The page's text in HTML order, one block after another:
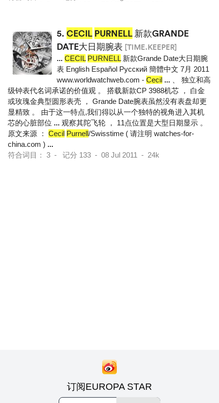
5. CECIL PURNELL 新款GRANDE
DATE大日期腕表 [TIME.KEEPER]
... CECIL PURNELL新款Grande Date大日期腕
表 English Español Pусский 簡體中文 7月 2011
www.worldwatchweb.com - Cecil ... 、 独立和高
级钟表代名词承诺的价值观 。 搭载新款CP 3988机芯 ， 白金
或玫瑰金典型圆形表壳 ， Grande Date腕表虽然没有表盘却更
显精致 。 由于这一特点,我们得以从一个独特的视角进入其机
芯的心脏部位 ... 观察其陀飞轮 ， 11点位置是大型日期显示 。
原文来源 ： Cecil Purnell/Swisstime ( 请注明 watches-for-
china.com ) ...
符合词目： 3 - 记分 133 - 08 Jul 2011 - 24k
订阅EUROPA STAR